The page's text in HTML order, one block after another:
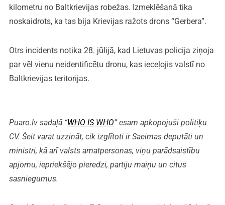
kilometru no Baltkrievijas robežas. Izmeklēšanā tika
noskaidrots, ka tas bija Krievijas ražots drons “Gerbera”.
Otrs incidents notika 28. jūlijā, kad Lietuvas policija ziņoja
par vēl vienu neidentificētu dronu, kas ieceļojis valstī no
Baltkrievijas teritorijas.
Puaro.lv sadaļā “WHO IS WHO” esam apkopojuši politiķu
CV. Šeit varat uzzināt, cik izglītoti ir Saeimas deputāti un
ministri, kā arī valsts amatpersonas, viņu parādsaistību
apjomu, iepriekšējo pieredzi, partiju maiņu un citus
sasniegumus.